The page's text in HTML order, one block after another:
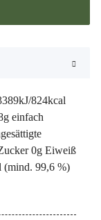
824kcal
einfach
0g Eiweiß
(mind. 99,6 %)